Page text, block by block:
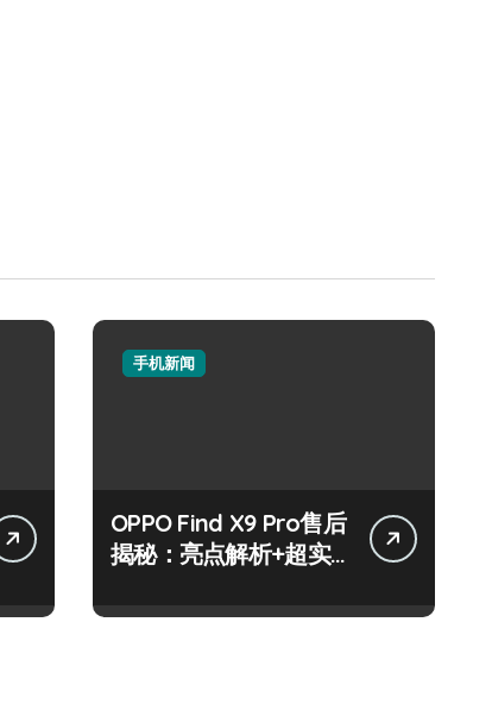
手机新闻
OPPO Find X9 Pro售后
揭秘：亮点解析+超实